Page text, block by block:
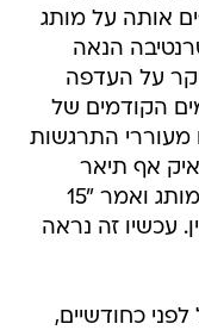
על העדפה
הקודמים של
התרגשות
אף תיאר
ל'דטרויט נויז' את חווית הרכישה במותג ואמר "15
עכשיו זה נראה
כחודשיים,
החודשים הראשונים של השנה מסרה היבואנית UMI